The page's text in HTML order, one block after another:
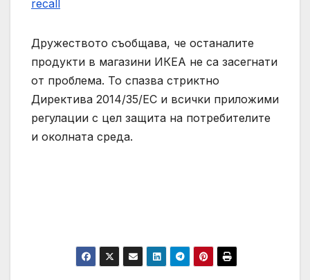
recall
Дружеството съобщава, че останалите
продукти в магазини ИКЕА не са засегнати
от проблема. То спазва стриктно
Директива 2014/35/ЕС и всички приложими
регулации с цел защита на потребителите
и околната среда.